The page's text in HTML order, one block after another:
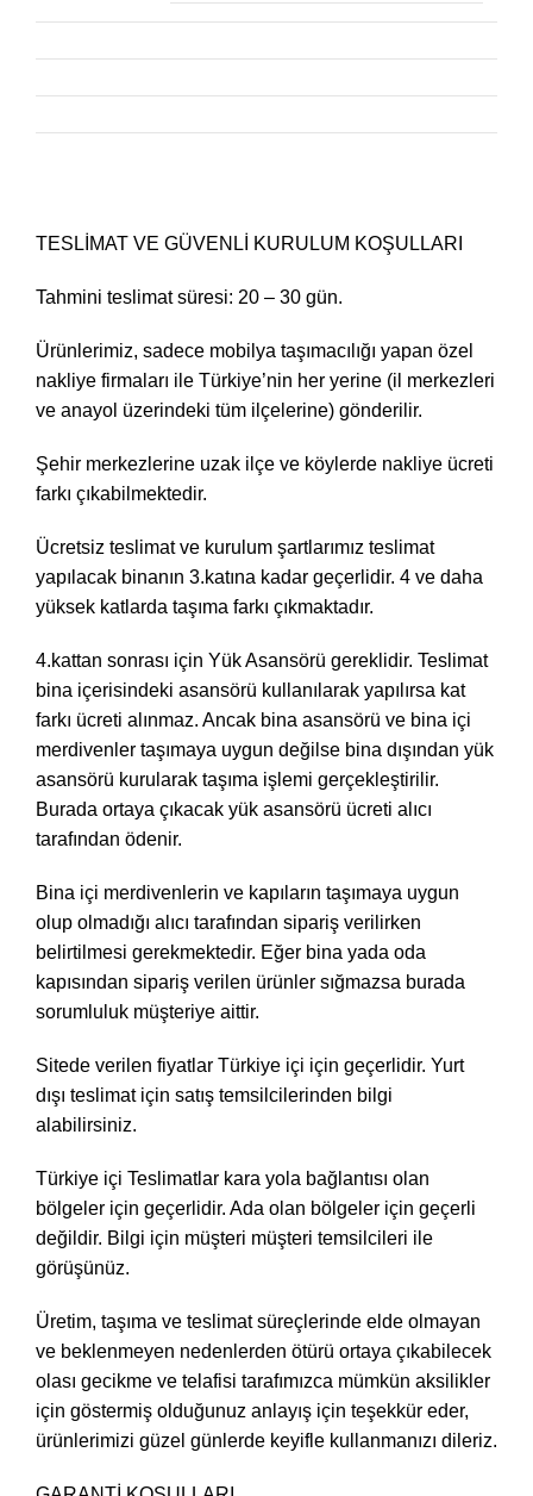
TESLİMAT VE GÜVENLİ KURULUM KOŞULLARI
Tahmini teslimat süresi: 20 – 30 gün.
Ürünlerimiz, sadece mobilya taşımacılığı yapan özel
nakliye firmaları ile Türkiye’nin her yerine (il merkezleri
ve anayol üzerindeki tüm ilçelerine) gönderilir.
Şehir merkezlerine uzak ilçe ve köylerde nakliye ücreti
farkı çıkabilmektedir.
Ücretsiz teslimat ve kurulum şartlarımız teslimat
yapılacak binanın 3.katına kadar geçerlidir. 4 ve daha
yüksek katlarda taşıma farkı çıkmaktadır.
4.kattan sonrası için Yük Asansörü gereklidir. Teslimat
bina içerisindeki asansörü kullanılarak yapılırsa kat
farkı ücreti alınmaz. Ancak bina asansörü ve bina içi
merdivenler taşımaya uygun değilse bina dışından yük
asansörü kurularak taşıma işlemi gerçekleştirilir.
Burada ortaya çıkacak yük asansörü ücreti alıcı
tarafından ödenir.
Bina içi merdivenlerin ve kapıların taşımaya uygun
olup olmadığı alıcı tarafından sipariş verilirken
belirtilmesi gerekmektedir. Eğer bina yada oda
kapısından sipariş verilen ürünler sığmazsa burada
sorumluluk müşteriye aittir.
Sitede verilen fiyatlar Türkiye içi için geçerlidir. Yurt
dışı teslimat için satış temsilcilerinden bilgi
alabilirsiniz.
Türkiye içi Teslimatlar kara yola bağlantısı olan
bölgeler için geçerlidir. Ada olan bölgeler için geçerli
değildir. Bilgi için müşteri müşteri temsilcileri ile
görüşünüz.
Üretim, taşıma ve teslimat süreçlerinde elde olmayan
ve beklenmeyen nedenlerden ötürü ortaya çıkabilecek
olası gecikme ve telafisi tarafımızca mümkün aksilikler
için göstermiş olduğunuz anlayış için teşekkür eder,
ürünlerimizi güzel günlerde keyifle kullanmanızı dileriz.